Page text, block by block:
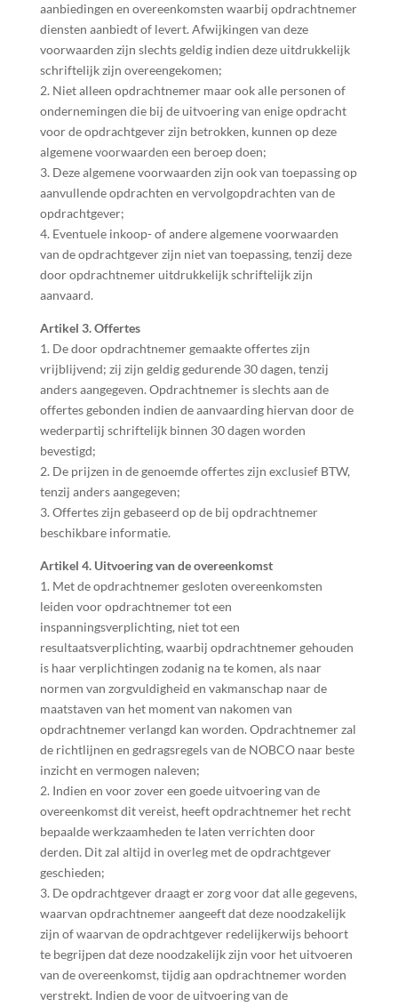
aanbiedingen en overeenkomsten waarbij opdrachtnemer
diensten aanbiedt of levert. Afwijkingen van deze
voorwaarden zijn slechts geldig indien deze uitdrukkelijk
schriftelijk zijn overeengekomen;
2. Niet alleen opdrachtnemer maar ook alle personen of
ondernemingen die bij de uitvoering van enige opdracht
voor de opdrachtgever zijn betrokken, kunnen op deze
algemene voorwaarden een beroep doen;
3. Deze algemene voorwaarden zijn ook van toepassing op
aanvullende opdrachten en vervolgopdrachten van de
opdrachtgever;
4. Eventuele inkoop- of andere algemene voorwaarden
van de opdrachtgever zijn niet van toepassing, tenzij deze
door opdrachtnemer uitdrukkelijk schriftelijk zijn
aanvaard.
Artikel 3. Offertes
1. De door opdrachtnemer gemaakte offertes zijn
vrijblijvend; zij zijn geldig gedurende 30 dagen, tenzij
anders aangegeven. Opdrachtnemer is slechts aan de
offertes gebonden indien de aanvaarding hiervan door de
wederpartij schriftelijk binnen 30 dagen worden
bevestigd;
2. De prijzen in de genoemde offertes zijn exclusief BTW,
tenzij anders aangegeven;
3. Offertes zijn gebaseerd op de bij opdrachtnemer
beschikbare informatie.
Artikel 4. Uitvoering van de overeenkomst
1. Met de opdrachtnemer gesloten overeenkomsten
leiden voor opdrachtnemer tot een
inspanningsverplichting, niet tot een
resultaatsverplichting, waarbij opdrachtnemer gehouden
is haar verplichtingen zodanig na te komen, als naar
normen van zorgvuldigheid en vakmanschap naar de
maatstaven van het moment van nakomen van
opdrachtnemer verlangd kan worden. Opdrachtnemer zal
de richtlijnen en gedragsregels van de NOBCO naar beste
inzicht en vermogen naleven;
2. Indien en voor zover een goede uitvoering van de
overeenkomst dit vereist, heeft opdrachtnemer het recht
bepaalde werkzaamheden te laten verrichten door
derden. Dit zal altijd in overleg met de opdrachtgever
geschieden;
3. De opdrachtgever draagt er zorg voor dat alle gegevens,
waarvan opdrachtnemer aangeeft dat deze noodzakelijk
zijn of waarvan de opdrachtgever redelijkerwijs behoort
te begrijpen dat deze noodzakelijk zijn voor het uitvoeren
van de overeenkomst, tijdig aan opdrachtnemer worden
verstrekt. Indien de voor de uitvoering van de